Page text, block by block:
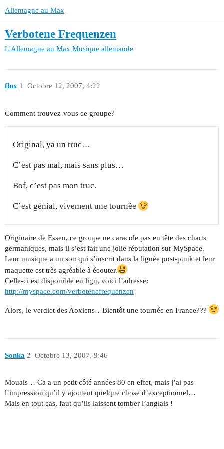
Allemagne au Max
Verbotene Frequenzen
L'Allemagne au Max Musique allemande
flux Octobre 12, 2007, 4:22
1
Comment trouvez-vous ce groupe?
Original, ya un truc…
C’est pas mal, mais sans plus…
Bof, c’est pas mon truc.
C’est génial, vivement une tournée
Originaire de Essen, ce groupe ne caracole pas en tête des charts
germaniques, mais il s’est fait une jolie réputation sur MySpace.
Leur musique a un son qui s’inscrit dans la lignée post-punk et leur
maquette est très agréable à écouter.
Celle-ci est disponible en lign, voici l’adresse:
http://myspace.com/verbotenefrequenzen
Alors, le verdict des Aoxiens…Bientôt une tournée en France???
Sonka Octobre 13, 2007, 9:46
2
Mouais… Ca a un petit côté années 80 en effet, mais j’ai pas
l’impression qu’il y ajoutent quelque chose d’exceptionnel…
Mais en tout cas, faut qu’ils laissent tomber l’anglais !